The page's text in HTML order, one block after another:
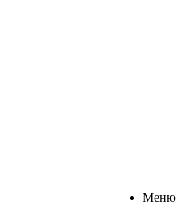
Меню